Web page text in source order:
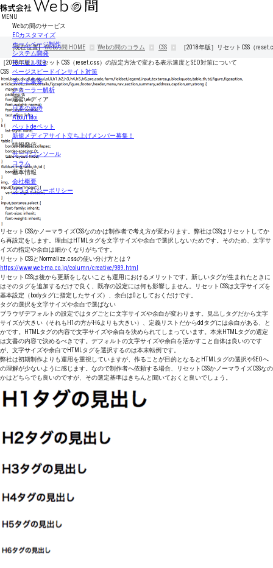
[現在位置] Webの間 HOME Webの間のコラム CSS ［2018年版］リセットCSS（
［2018年版］リセットCSS（reset.css）の設定方法で変わる表示速度とSEO対策について
CSS
リセットCSSかノーマライズCSSなのかは制作者で考え方が変わります。弊社はCSSはリセットしてか
ら再設定をします。理由はHTMLタグを文字サイズや余白で選択しないためです。そのため、文字サ
イズの指定や余白は細かくなりがちです。
リセットCSSとNormalize.cssの使い分け方とは？
https://www.web-ma.co.jp/column/creative/989.html
リセットCSSは後から更新をしないことも運用におけるメリットです。新しいタグが生まれたときに
はそのタグを追加するだけで良く、既存の設定には何も影響しません。リセットCSSは文字サイズを
基本設定（bodyタグに指定したサイズ）、余白は0としておくだけです。
タグの選択を文字サイズや余白で選ばない
ブラウザデフォルトの設定ではタグごとに文字サイズや余白が変わります。見出しタグだから文字
サイズが大きい（それもH1の方がH6よりも大きい）、定義リストだからddタグには余白がある、と
かです。HTMLタグの内容で文字サイズや余白を決められてしまっています。本来HTMLタグの選定
は文書の内容で決めるべきです。デフォルトの文字サイズや余白を活かすこと自体は良いのです
が、文字サイズや余白でHTMLタグを選択するのは本末転倒です。
弊社は初期制作よりも運用を重視していますが、作ることが目的となるとHTMLタグの選択やSEOへ
の理解が少ないように感じます。なので制作者へ依頼する場合、リセットCSSかノーマライズCSSなの
かはどちらでも良いのですが、その選定基準はきちんと聞いておくと良いでしょう。
MENU
Webの間のサービス
ECカスタマイズ
ホームページ制作
システム開発
モバイルSEO
ページスピードインサイト対策
ネット集客
クローラー解析
運営メディア
日本の旅侍
About Moi
ペットdeペット
新規メディアサイト立ち上げメンバー募集！
情報発信
サーチコンソール
コラム
基本情報
会社概要
プライバシーポリシー